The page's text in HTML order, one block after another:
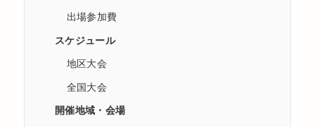
出場参加費
スケジュール
地区大会
全国大会
開催地域・会場